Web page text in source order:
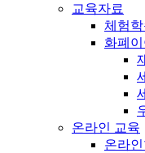
교육자료
체험학
화폐이
온라인 교육
온라